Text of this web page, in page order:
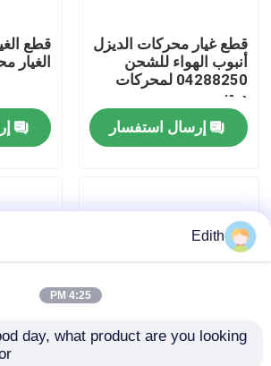
ضبط الجودة
اتصل بنا
محرك Deutz
قطع غيار محركات الديزل
أنبوب الهواء للشحن
04288250 لمحركات
دوتز
إرسال استفسار
قطع
الغيار
حل
Edith
4:25 PM
day, what product are you looking